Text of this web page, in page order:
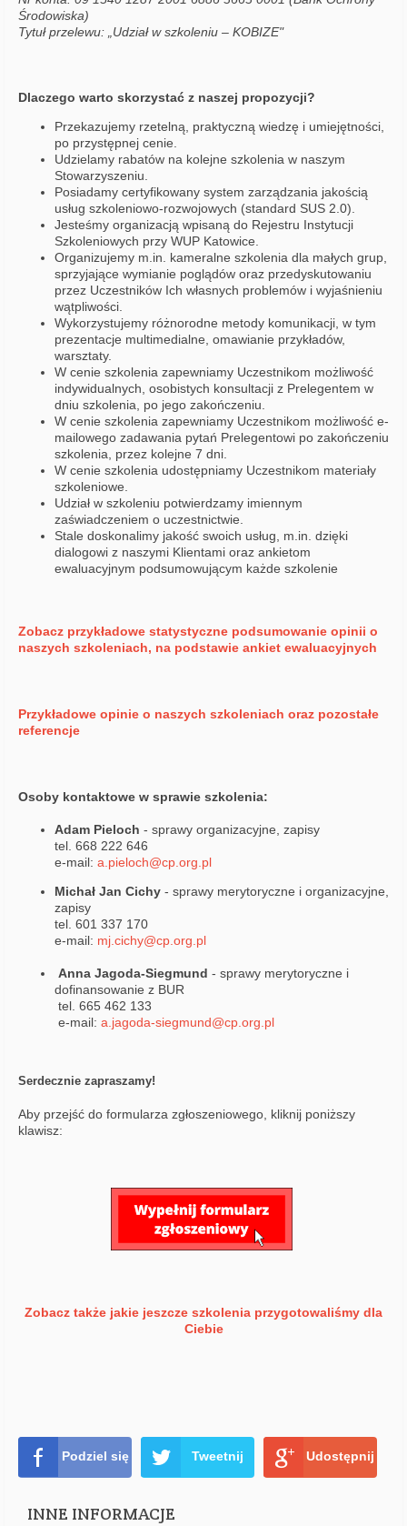
Środowiska)
Tytuł przelewu: „Udział w szkoleniu – KOBIZE"
Dlaczego warto skorzystać z naszej propozycji?
Przekazujemy rzetelną, praktyczną wiedzę i umiejętności,
po przystępnej cenie.
Udzielamy rabatów na kolejne szkolenia w naszym
Stowarzyszeniu.
Posiadamy certyfikowany system zarządzania jakością
usług szkoleniowo-rozwojowych (standard SUS 2.0).
Jesteśmy organizacją wpisaną do Rejestru Instytucji
Szkoleniowych przy WUP Katowice.
Organizujemy m.in. kameralne szkolenia dla małych grup,
sprzyjające wymianie poglądów oraz przedyskutowaniu
przez Uczestników Ich własnych problemów i wyjaśnieniu
wątpliwości.
Wykorzystujemy różnorodne metody komunikacji, w tym
prezentacje multimedialne, omawianie przykładów,
warsztaty.
W cenie szkolenia zapewniamy Uczestnikom możliwość
indywidualnych, osobistych konsultacji z Prelegentem w
dniu szkolenia, po jego zakończeniu.
W cenie szkolenia zapewniamy Uczestnikom możliwość e-
mailowego zadawania pytań Prelegentowi po zakończeniu
szkolenia, przez kolejne 7 dni.
W cenie szkolenia udostępniamy Uczestnikom materiały
szkoleniowe.
Udział w szkoleniu potwierdzamy imiennym
zaświadczeniem o uczestnictwie.
Stale doskonalimy jakość swoich usług, m.in. dzięki
dialogowi z naszymi Klientami oraz ankietom
ewaluacyjnym podsumowującym każde szkolenie
Zobacz przykładowe statystyczne podsumowanie opinii o
naszych szkoleniach, na podstawie ankiet ewaluacyjnych
Przykładowe opinie o naszych szkoleniach oraz pozostałe
referencje
Osoby kontaktowe w sprawie szkolenia:
Adam Pieloch - sprawy organizacyjne, zapisy
tel. 668 222 646
e-mail: a.pieloch@cp.org.pl
Michał Jan Cichy - sprawy merytoryczne i organizacyjne,
zapisy
tel. 601 337 170
e-mail: mj.cichy@cp.org.pl
Anna Jagoda-Siegmund - sprawy merytoryczne i
dofinansowanie z BUR
tel. 665 462 133
e-mail: a.jagoda-siegmund@cp.org.pl
Serdecznie zapraszamy!
Aby przejść do formularza zgłoszeniowego, kliknij poniższy
klawisz:
Zobacz także jakie jeszcze szkolenia przygotowaliśmy dla
Ciebie
Podziel się Tweetnij Udostępnij
INNE INFORMACJE